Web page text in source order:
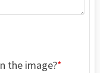
the image?